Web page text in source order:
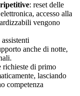
: reset delle
accesso alla
vengono
anche di notte,
richieste di primo
lasciando
competenza